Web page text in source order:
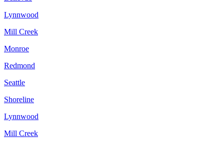
Lynnwood
Mill Creek
Monroe
Redmond
Seattle
Shoreline
Lynnwood
Mill Creek